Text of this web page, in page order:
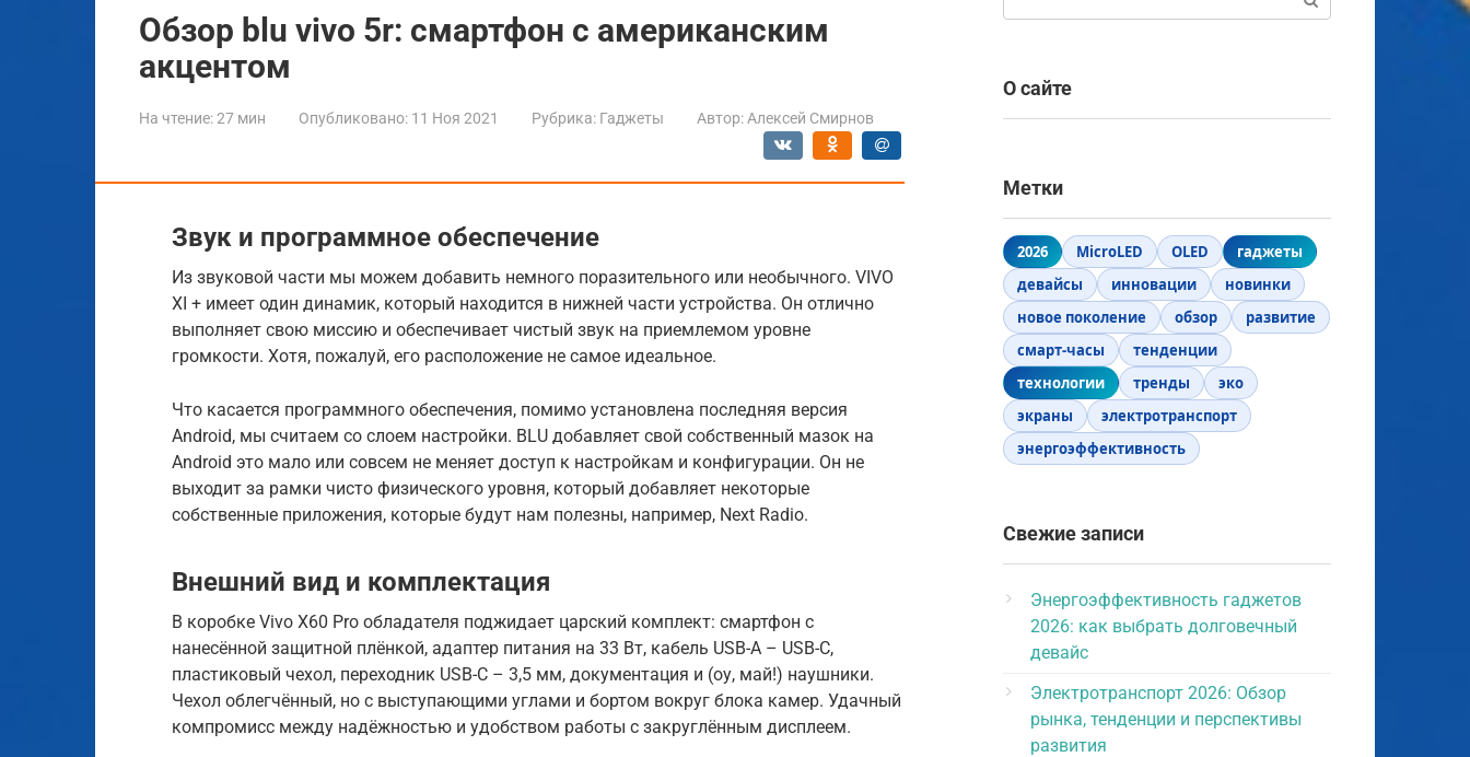
Обзор blu vivo 5r: смартфон с американским
акцентом
На чтение:27 мин Опубликовано: 11 Ноя 2021 Рубрика: Гаджеты Автор: Алексей Смирнов
Звук и программное обеспечение
Из звуковой части мы можем добавить немного поразительного или необычного. VIVO
XI + имеет один динамик, который находится в нижней части устройства. Он отлично
выполняет свою миссию и обеспечивает чистый звук на приемлемом уровне
громкости. Хотя, пожалуй, его расположение не самое идеальное.
Что касается программного обеспечения, помимо установлена ​​последняя версия
Android, мы считаем со слоем настройки. BLU добавляет свой собственный мазок на
Android это мало или совсем не меняет доступ к настройкам и конфигурации. Он не
выходит за рамки чисто физического уровня, который добавляет некоторые
собственные приложения, которые будут нам полезны, например, Next Radio.
Внешний вид и комплектация
В коробке Vivo X60 Pro обладателя поджидает царский комплект: смартфон с
нанесённой защитной плёнкой, адаптер питания на 33 Вт, кабель USB-A – USB-C,
пластиковый чехол, переходник USB-C – 3,5 мм, документация и (оу, май!) наушники.
Чехол облегчённый, но с выступающими углами и бортом вокруг блока камер. Удачный
компромисс между надёжностью и удобством работы с закруглённым дисплеем.
О сайте
Метки
2026 MicroLED OLED
гаджеты
девайсы
инновации
новинки
новое поколение
обзор
развитие
смарт-часы
тенденции
технологии
тренды
эко
экраны
электротранспорт
энергоэффективность
Свежие записи
Энергоэффективность гаджетов
2026: как выбрать долговечный
девайс
Электротранспорт 2026: Обзор
рынка, тенденции и перспективы
развития